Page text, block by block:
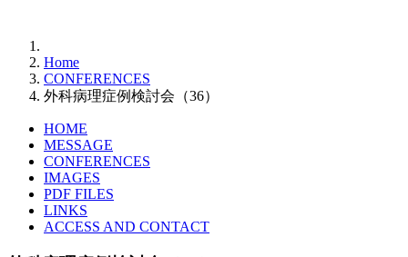
Home
CONFERENCES
外科病理症例検討会（36）
HOME
MESSAGE
CONFERENCES
IMAGES
PDF FILES
LINKS
ACCESS AND CONTACT